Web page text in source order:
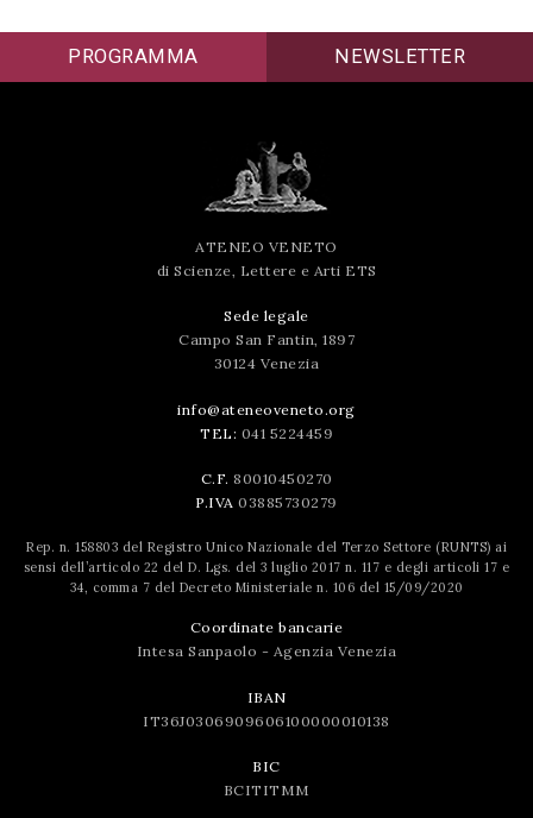
PROGRAMMA NEWSLETTER
ATENEO VENETO
di Scienze, Lettere e Arti ETS
Sede legale
Campo San Fantin, 1897
30124 Venezia
info@ateneoveneto.org
TEL: 041 5224459
C.F. 80010450270
P.IVA 03885730279
Rep. n. 158803 del Registro Unico Nazionale del Terzo Settore (RUNTS) ai
sensi dell’articolo 22 del D. Lgs. del 3 luglio 2017 n. 117 e degli articoli 17 e
34, comma 7 del Decreto Ministeriale n. 106 del 15/09/2020
Coordinate bancarie
Intesa Sanpaolo - Agenzia Venezia
IBAN
IT36J0306909606100000010138
BIC
BCITITMM